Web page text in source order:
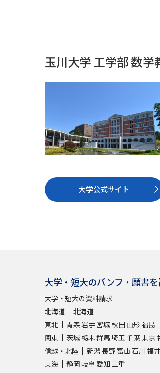
玉川大学 工学部 数
大学公式サイト
大学・短大のパンフ・願書
大学・短大の資料請求
北海道
北海道
東北
青森 岩手 宮城 秋田 山形 福島
関東
茨城 栃木 群馬埼玉 千葉東京
信越・北陸
新潟長野 富山 石川 福井
東海
静岡 岐阜 愛知 三重